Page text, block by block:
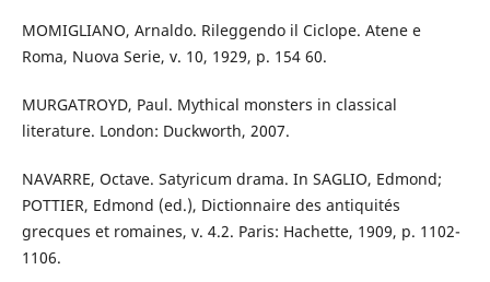
MOMIGLIANO, Arnaldo. Rileggendo il Ciclope. Atene e
Roma, Nuova Serie, v. 10, 1929, p. 154 60.
MURGATROYD, Paul. Mythical monsters in classical
literature. London: Duckworth, 2007.
NAVARRE, Octave. Satyricum drama. In SAGLIO, Edmond;
POTTIER, Edmond (ed.), Dictionnaire des antiquités
grecques et romaines, v. 4.2. Paris: Hachette, 1909, p. 1102-
1106.